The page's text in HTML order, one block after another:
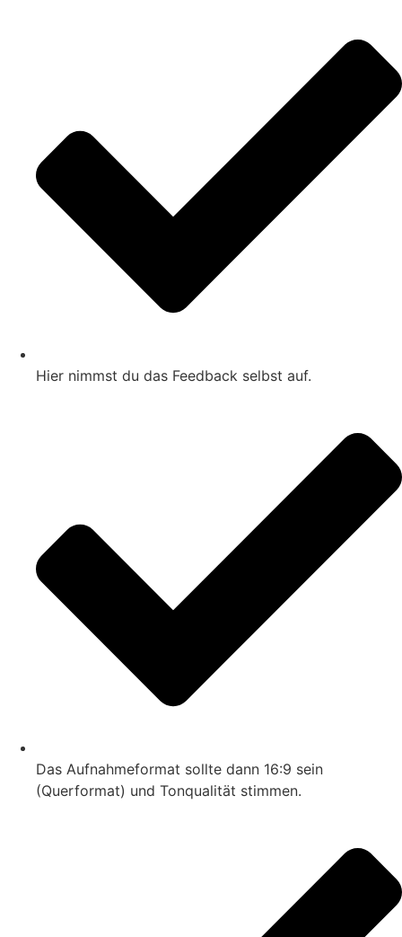
Hier nimmst du das Feedback selbst auf.
Das Aufnahmeformat sollte dann 16:9 sein
(Querformat) und Tonqualität stimmen.